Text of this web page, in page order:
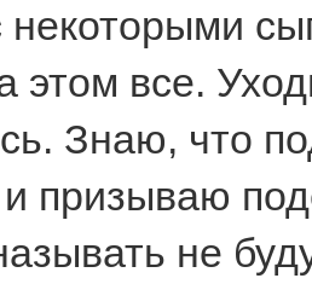
этом все.
Знаю, что
призываю
не